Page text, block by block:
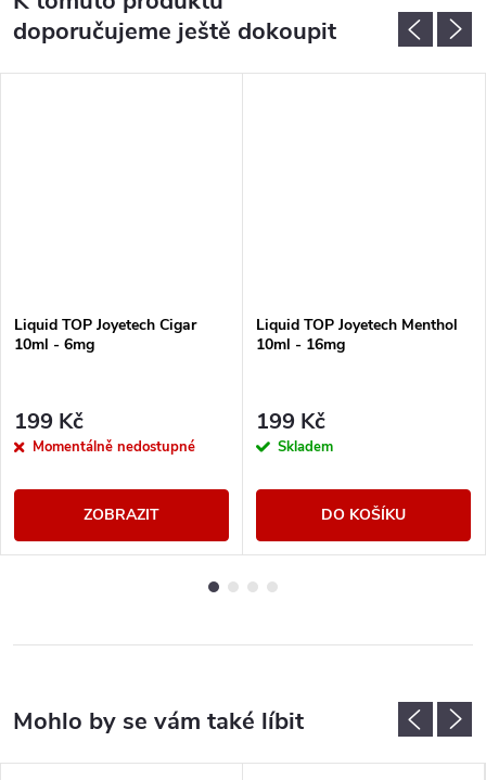
doporučujeme ještě dokoupit
Liquid TOP Joyetech Cigar
10ml - 6mg
199 Kč
Momentálně nedostupné
ZOBRAZIT
Liquid TOP Joyetech Menthol
10ml - 16mg
199 Kč
Skladem
DO KOŠÍKU